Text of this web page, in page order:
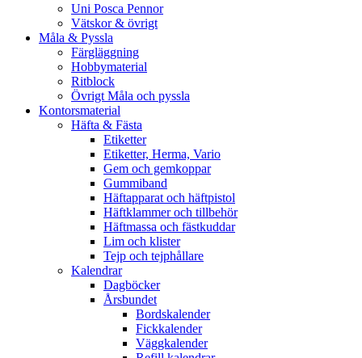
Uni Posca Pennor
Vätskor & övrigt
Måla & Pyssla
Färgläggning
Hobbymaterial
Ritblock
Övrigt Måla och pyssla
Kontorsmaterial
Häfta & Fästa
Etiketter
Etiketter, Herma, Vario
Gem och gemkoppar
Gummiband
Häftapparat och häftpistol
Häftklammer och tillbehör
Häftmassa och fästkuddar
Lim och klister
Tejp och tejphållare
Kalendrar
Dagböcker
Årsbundet
Bordskalender
Fickkalender
Väggkalender